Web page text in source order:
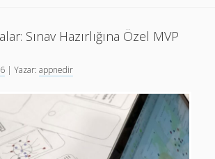
Niş
Sınav Hazırlığına Özel MVP
| Yazar:appnedir